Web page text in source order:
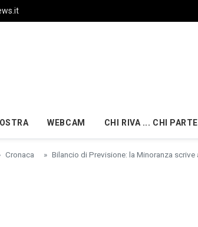
WEBCAM CHI RIVA ... CHI PARTE
Cronaca Bilancio di Previsione: la Minoranza